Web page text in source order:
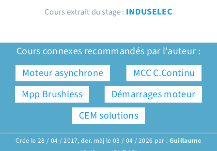
Cours extrait du stage : INDUSELEC
Cours connexes recommandés par l'auteur :
Moteur asynchrone
MCC C.Continu
Mpp Brushless
Démarrages moteur
CEM solutions
Crée le 28 / 04 / 2017, der. màj le 03 / 04 / 2026 par : Guillaume